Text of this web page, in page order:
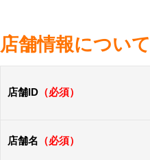
店舗情報につい
店舗ID （必須）
店舗名 （必須）